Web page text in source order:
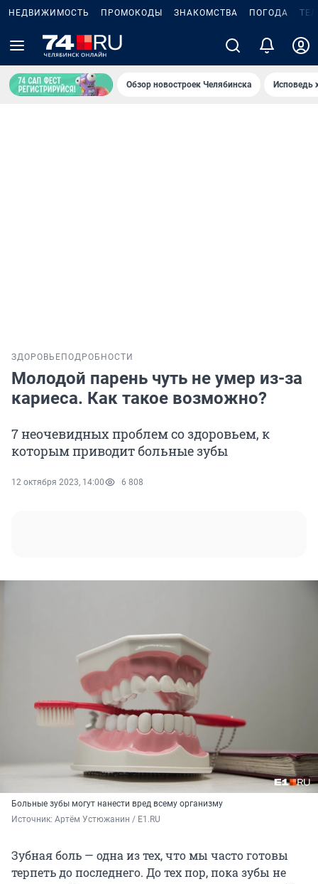
НЕДВИЖИМОСТЬ ПРОМОКОДЫ ЗНАКОМСТВА ПОГОДА
Обзор новостроек Челябинска Исповедь
ЗДОРОВЬЕ ПОДРОБНОСТИ
Молодой парень чуть не умер из-за
кариеса. Как такое возможно?
7 неочевидных проблем со здоровьем, к
которым приводит больные зубы
12 октября 2023, 14:00 6 808
Больные зубы могут нанести вред всему организму
Источник: Артём Устюжанин / E1.RU
Зубная боль — одна из тех, что мы часто готовы
терпеть до последнего. До тех пор, пока зубы не